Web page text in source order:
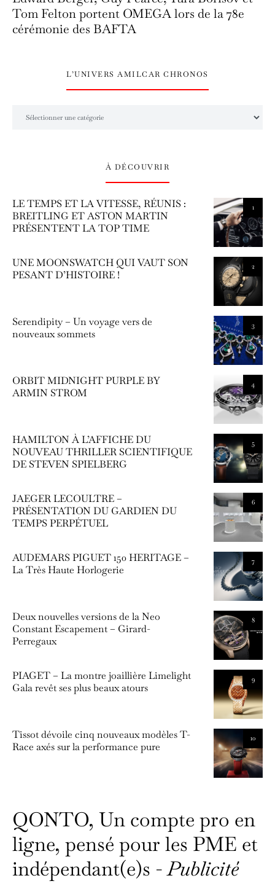
Tom Felton portent OMEGA lors de la 78e
cérémonie des BAFTA
L’UNIVERS AMILCAR CHRONOS
À DÉCOUVRIR
1
LE TEMPS ET LA VITESSE, RÉUNIS :
BREITLING ET ASTON MARTIN
PRÉSENTENT LA TOP TIME
2
UNE MOONSWATCH QUI VAUT SON
PESANT D’HISTOIRE !
3
Serendipity – Un voyage vers de
nouveaux sommets
4
ORBIT MIDNIGHT PURPLE BY
ARMIN STROM
5
HAMILTON À L’AFFICHE DU
NOUVEAU THRILLER SCIENTIFIQUE
DE STEVEN SPIELBERG
6
JAEGER LECOULTRE –
PRÉSENTATION DU GARDIEN DU
TEMPS PERPÉTUEL
7
AUDEMARS PIGUET 150 HERITAGE –
La Très Haute Horlogerie
8
Deux nouvelles versions de la Neo
Constant Escapement – Girard-
Perregaux
9
PIAGET – La montre joaillière Limelight
Gala revêt ses plus beaux atours
10
Tissot dévoile cinq nouveaux modèles T-
Race axés sur la performance pure
QONTO, Un compte pro en
ligne, pensé pour les PME et
indépendant(e)s -Publicité